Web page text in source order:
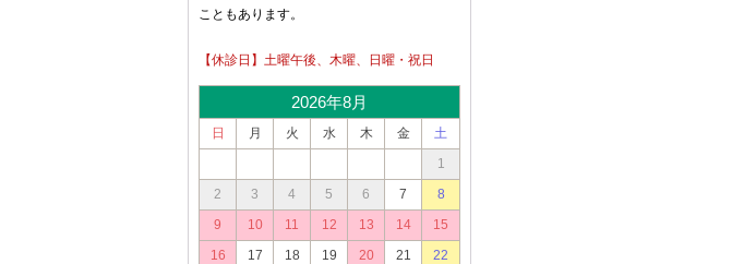
こともあります。
【休診日】土曜午後、木曜、日曜・祝日
2026年8月
日 月 火 水 木 金
土
1
2
3 4 5 6 7
8
9
10 11 12 13 14
15
16
17 18 19 20 21
22